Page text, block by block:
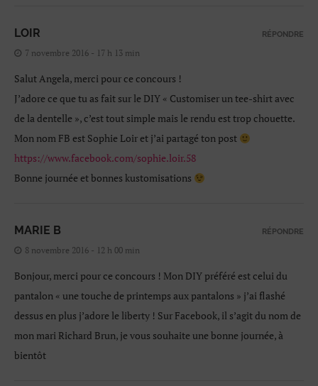
LOIR
7 novembre 2016 - 17 h 13 min
Salut Angela, merci pour ce concours !
J’adore ce que tu as fait sur le DIY « Customiser un tee-shirt avec
de la dentelle », c’est tout simple mais le rendu est trop chouette.
Mon nom FB est Sophie Loir et j’ai partagé ton post
https://www.facebook.com/sophie.loir.58
Bonne journée et bonnes kustomisations
RÉPONDRE
MARIE B
8 novembre 2016 - 12 h 00 min
Bonjour, merci pour ce concours ! Mon DIY préféré est celui du
pantalon « une touche de printemps aux pantalons » j’ai flashé
dessus en plus j’adore le liberty ! Sur Facebook, il s’agit du nom de
mon mari Richard Brun, je vous souhaite une bonne journée, à
bientôt
RÉPONDRE